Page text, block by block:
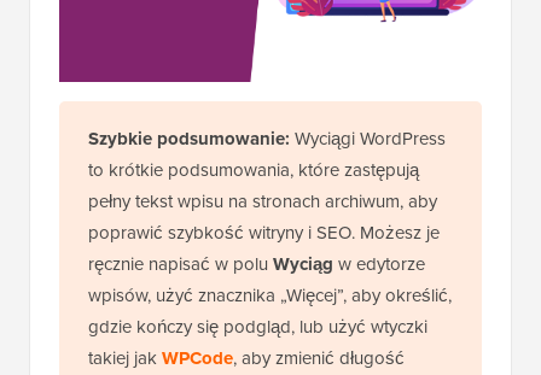
Szybkie podsumowanie: Wyciągi WordPress
to krótkie podsumowania, które zastępują
pełny tekst wpisu na stronach archiwum, aby
poprawić szybkość witryny i SEO. Możesz je
ręcznie napisać w polu Wyciąg w edytorze
wpisów, użyć znacznika „Więcej”, aby określić,
gdzie kończy się podgląd, lub użyć wtyczki
takiej jakWPCode, aby zmienić długość